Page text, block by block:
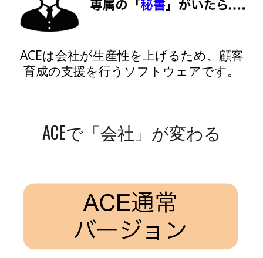
ACEは会社が生産性を上げるため、顧客
育成の支援を行うソフトウェアです。
ACEで「会社」が変わる